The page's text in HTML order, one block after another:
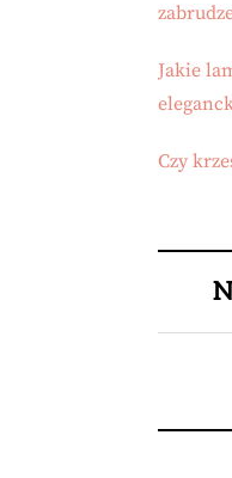
Jakie
Czy